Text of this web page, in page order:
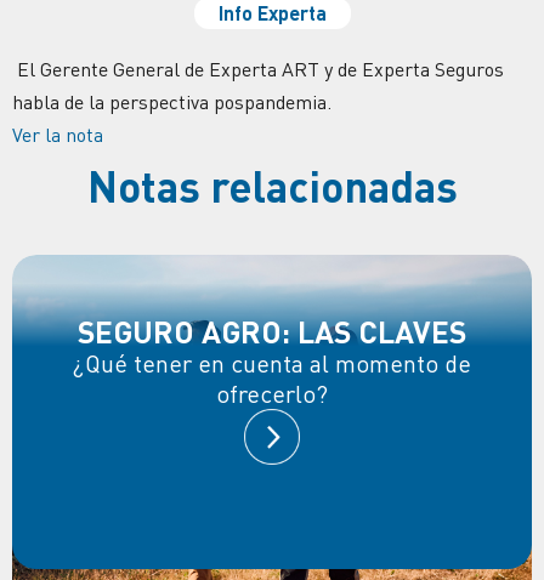
Info Experta
El Gerente General de Experta ART y de Experta Seguros
habla de la perspectiva pospandemia.
Ver la nota
Notas relacionadas
SEGURO AGRO: LAS CLAVES
¿Qué tener en cuenta al momento de
ofrecerlo?